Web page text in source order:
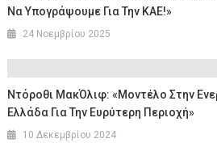
Να Υπογράψουμε Για Την ΚΑΕ!»
24 Νοεμβρίου 2025
Ντόροθι ΜακΌλιφ: «Μοντέλο Στην
Ελλάδα Για Την Ευρύτερη Περιοχή»
10 Δεκεμβρίου 2024